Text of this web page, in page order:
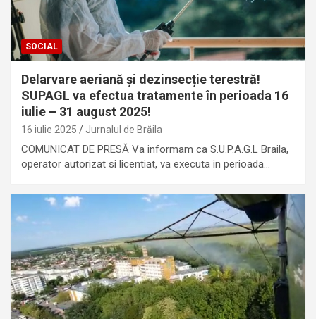
SOCIAL
Delarvare aeriană și dezinsecție terestră!
SUPAGL va efectua tratamente în perioada 16
iulie – 31 august 2025!
16 iulie 2025 Jurnalul de Brăila
COMUNICAT DE PRESĂ Va informam ca S.U.P.A.G.L Braila,
operator autorizat si licentiat, va executa in perioada…